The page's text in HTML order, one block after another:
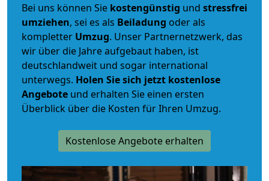
Bei uns können Sie kostengünstig und stressfrei
umziehen, sei es als Beiladung oder als
kompletter Umzug. Unser Partnernetzwerk, das
wir über die Jahre aufgebaut haben, ist
deutschlandweit und sogar international
unterwegs. Holen Sie sich jetzt kostenlose
Angebote und erhalten Sie einen ersten
Überblick über die Kosten für Ihren Umzug.
Kostenlose Angebote erhalten